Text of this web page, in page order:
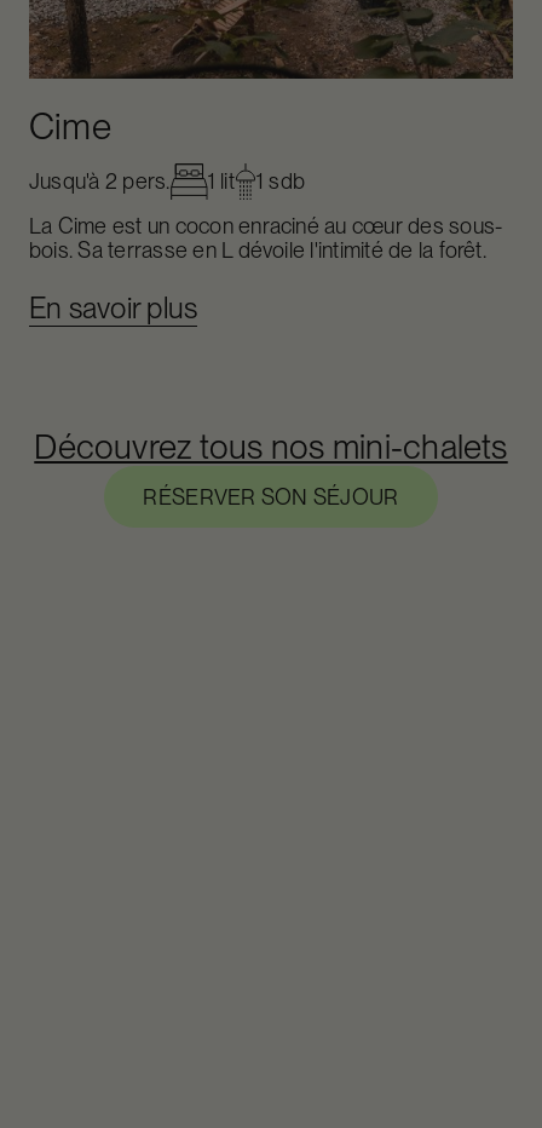
Cime
Jusqu'à 2 pers. 1 lit
1 sdb
La Cime est un cocon enraciné au cœur des sous-
bois. Sa terrasse en L dévoile l'intimité de la forêt.
En savoir plus
Découvrez tous nos mini-chalets
RÉSERVER SON SÉJOUR